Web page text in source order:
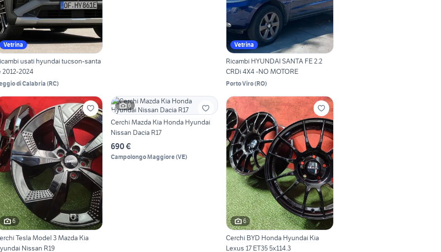
Vetrina
usati hyundai tucson-santa
2012-2024
di Calabria (RC)
Vetrina
Ricambi HYUNDAI SANTA FE 2.2
CRDi 4X4 -NO MOTORE
Porto Viro(RO)
6
Tesla Model 3 Mazda Kia
Nissan R19
6
Cerchi Mazda Kia Honda Hyundai
Nissan Dacia R17
690 €
Campolongo Maggiore(VE)
6
Cerchi BYD Honda Hyundai Kia
Lexus 17 ET35 5x114.3